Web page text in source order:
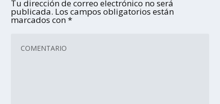
Tu dirección de correo electrónico no será
publicada. Los campos obligatorios están
marcados con*